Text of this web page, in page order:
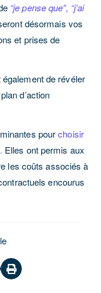
“je pense que”, “j’ai
désormais vos
et prises de
de révéler
d’action
pourchoisir
Elles ont permis aux
les coûts associés à
encourus